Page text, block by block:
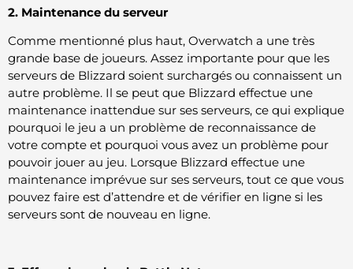
2. Maintenance du serveur
Comme mentionné plus haut, Overwatch a une très
grande base de joueurs. Assez importante pour que les
serveurs de Blizzard soient surchargés ou connaissent un
autre problème. Il se peut que Blizzard effectue une
maintenance inattendue sur ses serveurs, ce qui explique
pourquoi le jeu a un problème de reconnaissance de
votre compte et pourquoi vous avez un problème pour
pouvoir jouer au jeu. Lorsque Blizzard effectue une
maintenance imprévue sur ses serveurs, tout ce que vous
pouvez faire est d’attendre et de vérifier en ligne si les
serveurs sont de nouveau en ligne.